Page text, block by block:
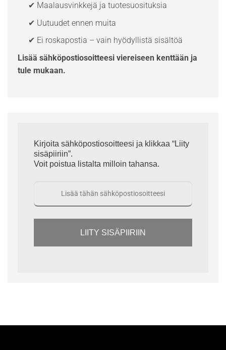
✔ Maalausvinkkejä ja tuotesuosituksia
✔ Uutuudet ennen muita
✔ Ei roskapostia – vain hyödyllistä sisältöä
Lisää sähköpostiosoitteesi viereiseen kenttään ja
tule mukaan.
Kirjoita sähköpostiosoitteesi ja klikkaa “Liity
sisäpiiriin”.
Voit poistua listalta milloin tahansa.
LIITY SISÄPIIRIIN